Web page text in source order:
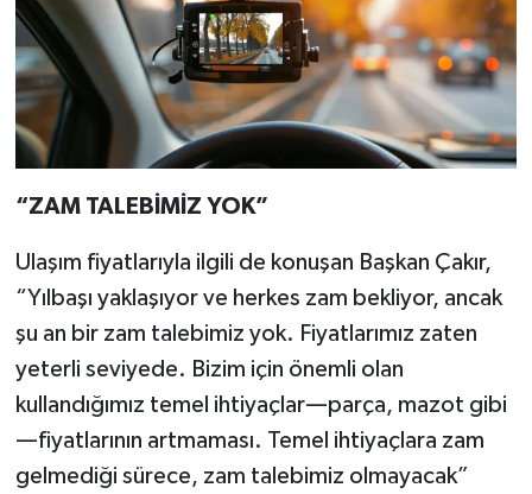
“ZAM TALEBİMİZ YOK”
Ulaşım fiyatlarıyla ilgili de konuşan Başkan Çakır,
“Yılbaşı yaklaşıyor ve herkes zam bekliyor, ancak
şu an bir zam talebimiz yok. Fiyatlarımız zaten
yeterli seviyede. Bizim için önemli olan
kullandığımız temel ihtiyaçlar—parça, mazot gibi
—fiyatlarının artmaması. Temel ihtiyaçlara zam
gelmediği sürece, zam talebimiz olmayacak”